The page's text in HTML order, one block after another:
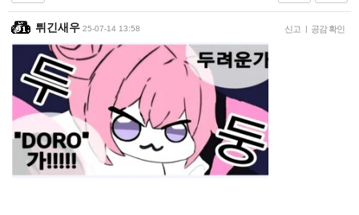
튀긴새우 25-07-14 13:58 신고 | 공감 확인